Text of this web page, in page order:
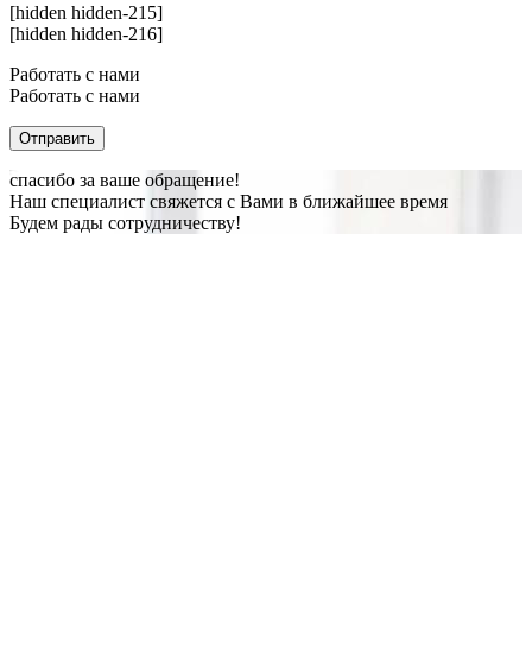
[hidden hidden-215]
[hidden hidden-216]
Работать с нами
Работать с нами
спасибо за ваше обращение!
Наш специалист свяжется с Вами в ближайшее время
Будем рады сотрудничеству!